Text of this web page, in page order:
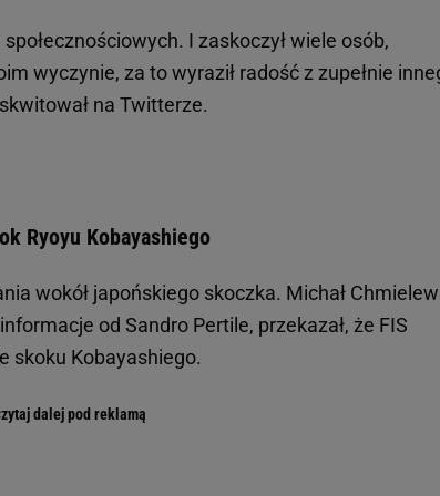
społecznościowych. I zaskoczył wiele osób,
wyczynie, za to wyraził radość z zupełnie
na Twitterze.
Ryoyu Kobayashiego
wokół japońskiego skoczka. Michał
od Sandro Pertile, przekazał, że FIS
skoku Kobayashiego.